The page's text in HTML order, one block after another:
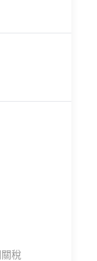
稅